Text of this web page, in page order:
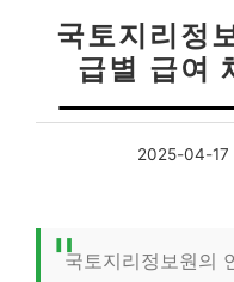
국토지리정
급별 급여
2025-04-17
국토지리정보원의